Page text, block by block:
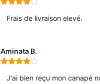
Note : 4 sur 5
Frais de livraison elevé.
Aminata B.
Note : 4 sur 5
J'ai bien reçu mon canapé